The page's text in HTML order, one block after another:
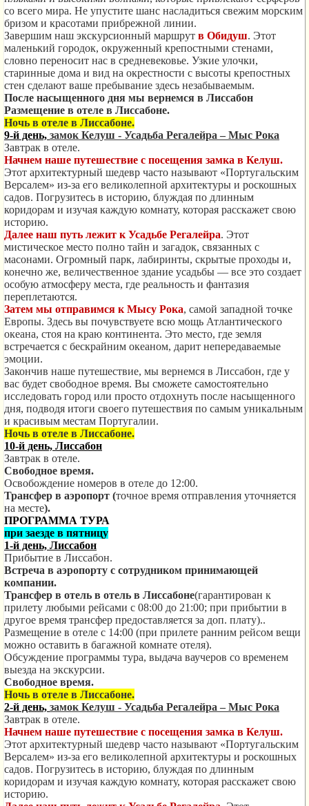
со всего мира. Не упустите шанс насладиться свежим морским
бризом и красотами прибрежной линии.
Завершим наш экскурсионный маршрут в Обидуш. Этот
маленький городок, окруженный крепостными стенами,
словно переносит нас в средневековье. Узкие улочки,
старинные дома и вид на окрестности с высоты крепостных
стен сделают ваше пребывание здесь незабываемым.
После насыщенного дня мы вернемся в Лиссабон
Размещение в отеле в Лиссабоне.
Ночь в отеле в Лиссабоне.
9-й день, замок Келуш - Усадьба Регалейра – Мыс Рока
Завтрак в отеле.
Начнем наше путешествие с посещения замка в Келуш.
Этот архитектурный шедевр часто называют «Португальским
Версалем» из-за его великолепной архитектуры и роскошных
садов. Погрузитесь в историю, блуждая по длинным
коридорам и изучая каждую комнату, которая расскажет свою
историю.
Далее наш путь лежит к Усадьбе Регалейра. Этот
мистическое место полно тайн и загадок, связанных с
масонами. Огромный парк, лабиринты, скрытые проходы и,
конечно же, величественное здание усадьбы — все это создает
особую атмосферу места, где реальность и фантазия
переплетаются.
Затем мы отправимся к Мысу Рока, самой западной точке
Европы. Здесь вы почувствуете всю мощь Атлантического
океана, стоя на краю континента. Это место, где земля
встречается с бескрайним океаном, дарит непередаваемые
эмоции.
Закончив наше путешествие, мы вернемся в Лиссабон, где у
вас будет свободное время. Вы сможете самостоятельно
исследовать город или просто отдохнуть после насыщенного
дня, подводя итоги своего путешествия по самым уникальным
и красивым местам Португалии.
Ночь в отеле в Лиссабоне.
10-й день, Лиссабон
Завтрак в отеле.
Свободное время.
Освобождение номеров в отеле до 12:00.
Трансфер в аэропорт (точное время отправления уточняется
на месте).
ПРОГРАММА ТУРА
при заезде в пятницу
1-й день, Лиссабон
Прибытие в Лиссабон.
Встреча в аэропорту с сотрудником принимающей
компании.
Трансфер в отель в отель в Лиссабоне(гарантирован к
прилету любыми рейсами с 08:00 до 21:00; при прибытии в
другое время трансфер предоставляется за доп. плату)..
Размещение в отеле с 14:00 (при прилете ранним рейсом вещи
можно оставить в багажной комнате отеля).
Обсуждение программы тура, выдача ваучеров со временем
выезда на экскурсии.
Свободное время.
Ночь в отеле в Лиссабоне.
2-й день, замок Келуш - Усадьба Регалейра – Мыс Рока
Завтрак в отеле.
Начнем наше путешествие с посещения замка в Келуш.
Этот архитектурный шедевр часто называют «Португальским
Версалем» из-за его великолепной архитектуры и роскошных
садов. Погрузитесь в историю, блуждая по длинным
коридорам и изучая каждую комнату, которая расскажет свою
историю.